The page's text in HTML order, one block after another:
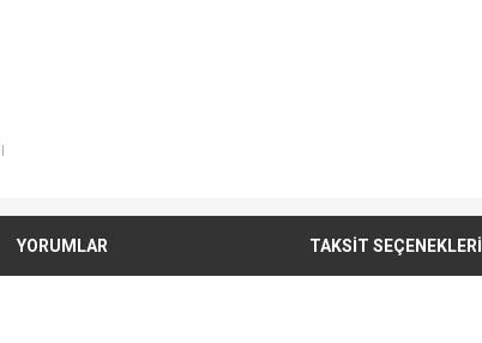
YORUMLAR TAKSİT SEÇENEKLERİ